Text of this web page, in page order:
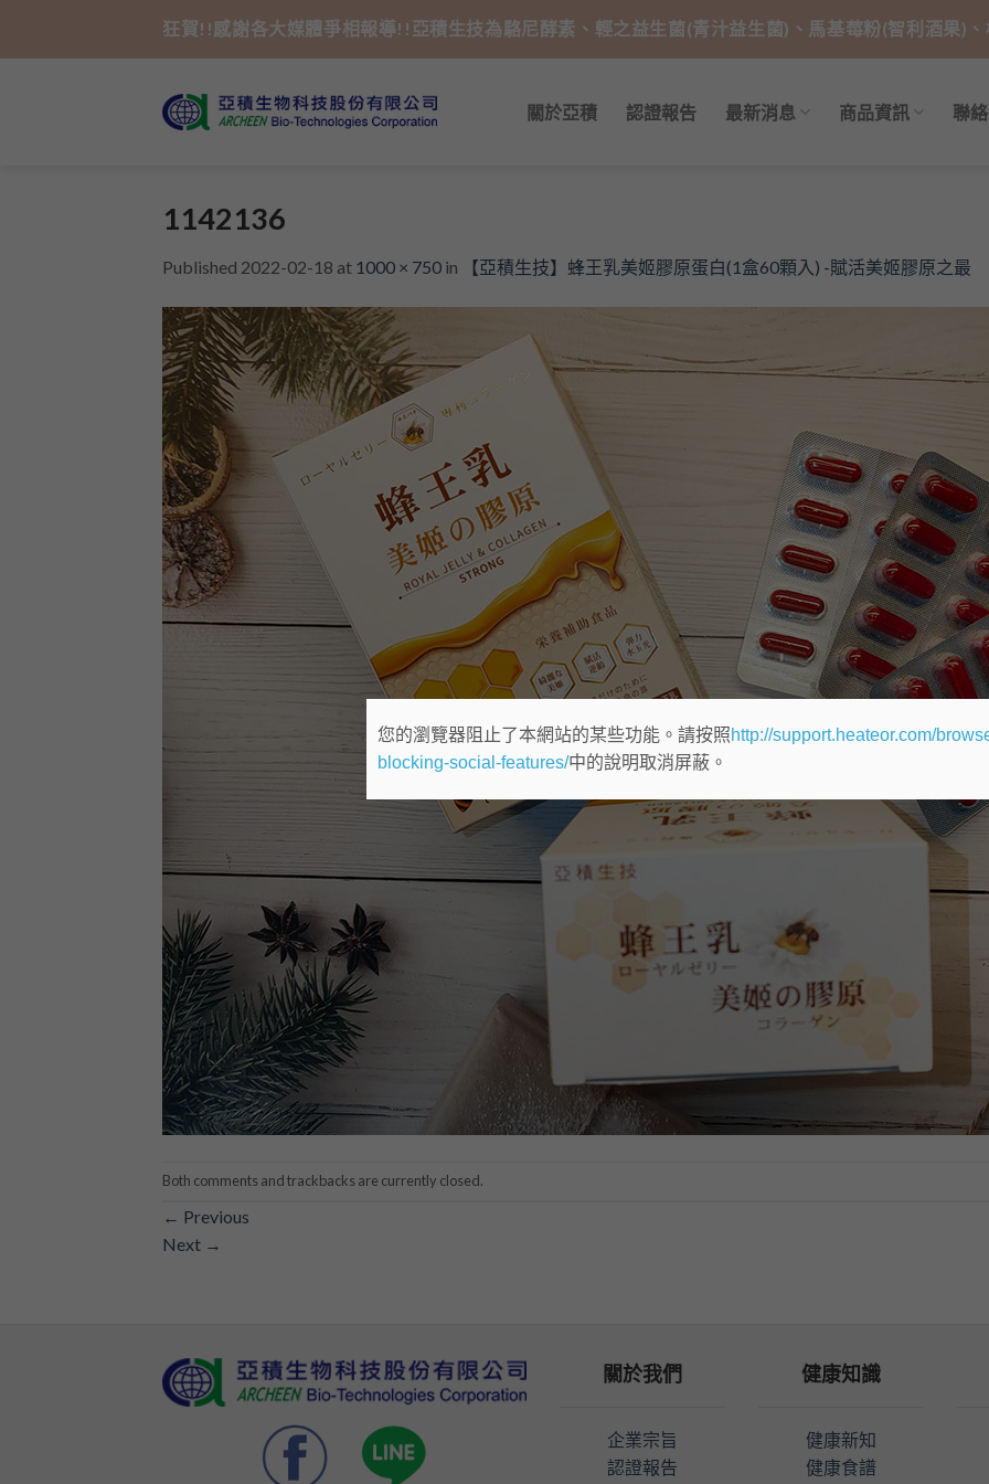
狂賀!!感謝各大媒體爭相報導!!亞積生技為駱尼酵素、輕之益生菌(青汁益生菌)、馬基莓粉(智利酒果)
關於亞積 認證報告 最新消息 商品資訊 聯
1142136
Published 2022-02-18 at 1000 × 750 in 【亞積生技】蜂王乳美姬膠原蛋白(1盒60顆入) -賦活美姬膠原之最
Both comments and trackbacks are currently closed.
← Previous
Next →
關於我們
企業宗旨
認證報告
健康知識
健康新知
健康食譜
您的瀏覽器阻止了本網站的某些功能。請按照http://support.heateor.com/
blocking-social-features/中的說明取消屏蔽。